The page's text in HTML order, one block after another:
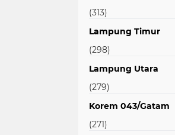
(313)
Lampung Timur
(298)
Lampung Utara
(279)
Korem 043/Gatam
(271)